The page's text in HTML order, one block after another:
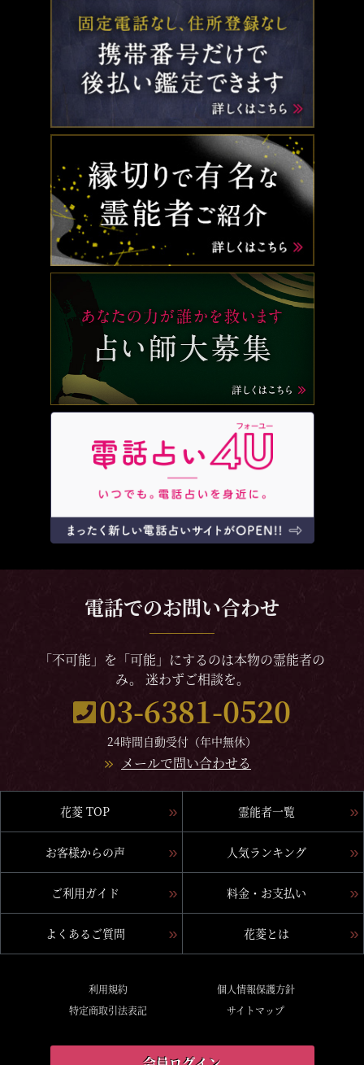
電話でのお問い合わせ
「不可能」を「可能」にするのは本物の霊能者の
み。 迷わずご相談を。
03-6381-0520
24時間自動受付（年中無休）
メールで問い合わせる
花菱 TOP 霊能者一覧
お客様からの声 人気ランキング
ご利用ガイド 料金・お支払い
よくあるご質問 花菱とは
利用規約
特定商取引法表記
個人情報保護方針
サイトマップ